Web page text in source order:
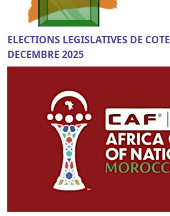
ELECTIONS LEGISLATIVES DE
DECEMBRE 2025